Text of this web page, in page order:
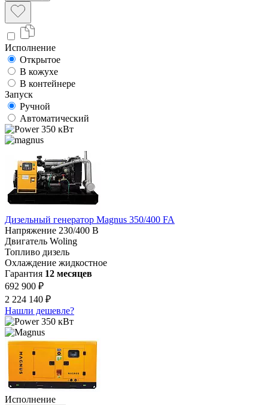
Исполнение
Открытое
В кожухе
В контейнере
Запуск
Ручной
Автоматический
350 кВт
Дизельный генератор Magnus 350/400 FA
Напряжение 230/400 В
Двигатель Woling
Топливо дизель
Охлаждение жидкостное
Гарантия 12 месяцев
692 900 ₽
2 224 140 ₽
Нашли дешевле?
350 кВт
Исполнение